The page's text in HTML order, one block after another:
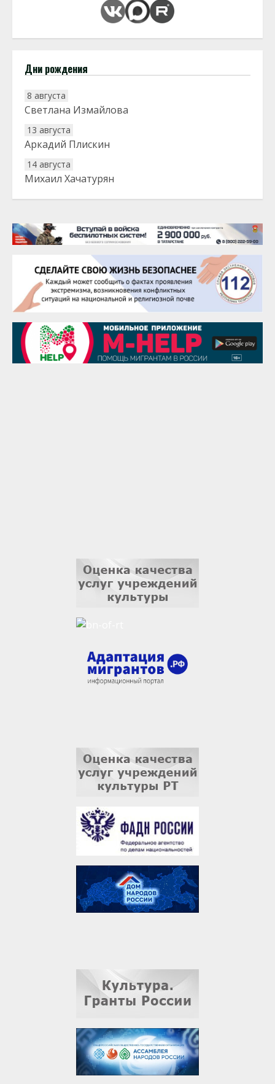
Дни рождения
8 августа
Светлана Измайлова
13 августа
Аркадий Плискин
14 августа
Михаил Хачатурян
20 августа
22 августа
Евгений Ефимов
25 августа
Сэсэгма Бубеева
28 августа
Чингиз Мустафаев
29 августа
Надежда Рослова